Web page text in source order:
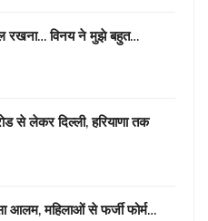
रखना… विनय ने मुझे बहुत…
से लेकर दिल्ली, हरियाणा तक
आलम, महिलाओं से फर्जी फोर्म…